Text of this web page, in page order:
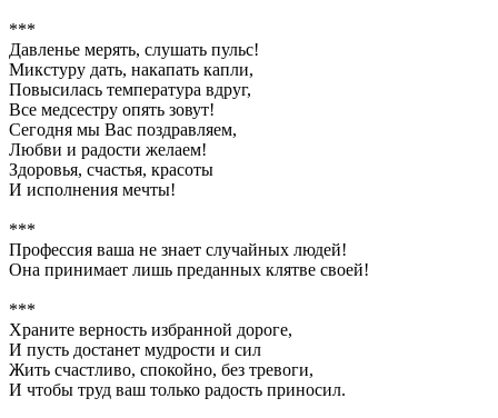
***
Давленье мерять, слушать пульс!
Микстуру дать, накапать капли,
Повысилась температура вдруг,
Все медсестру опять зовут!
Сегодня мы Вас поздравляем,
Любви и радости желаем!
Здоровья, счастья, красоты
И исполнения мечты!
***
Профессия ваша не знает случайных людей!
Она принимает лишь преданных клятве своей!
***
Храните верность избранной дороге,
И пусть достанет мудрости и сил
Жить счастливо, спокойно, без тревоги,
И чтобы труд ваш только радость приносил.